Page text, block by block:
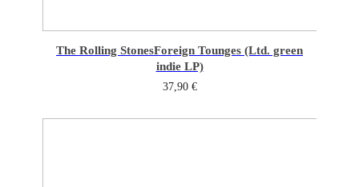
The Rolling StonesForeign Tounges (Ltd. green
indie LP)
37,90 €